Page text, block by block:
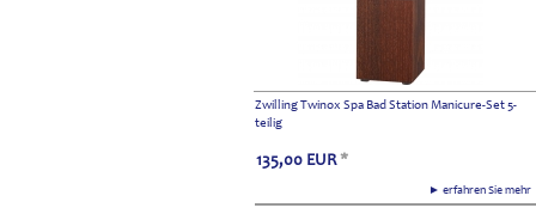
Zwilling Twinox Spa Bad Station Manicure-Set 5-
teilig
► erfahren Sie
135,00 EUR *